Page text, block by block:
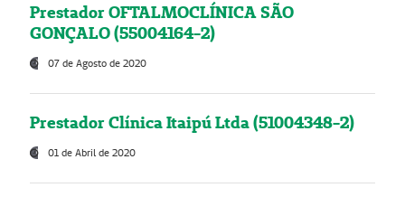
Prestador OFTALMOCLÍNICA SÃO
GONÇALO (55004164-2)
07 de Agosto de 2020
Prestador Clínica Itaipú Ltda (51004348-2)
01 de Abril de 2020